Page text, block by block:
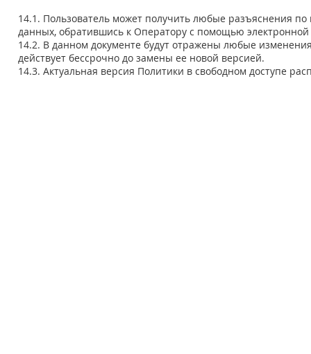
14.1. Пользователь может получить любые разъяснения
данных, обратившись к Оператору с помощью
14.2. В данном документе будут отражены любые
действует бессрочно до замены ее новой версией.
14.3. Актуальная версия Политики в свободном доступе